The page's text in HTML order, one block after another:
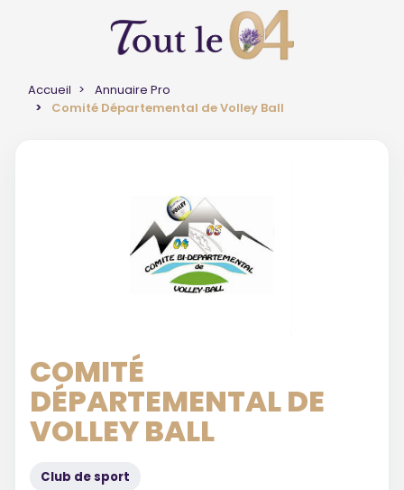
Accueil
Annuaire Pro
Comité Départemental de Volley Ball
COMITÉ
DÉPARTEMENTAL DE
VOLLEY BALL
Club de sport